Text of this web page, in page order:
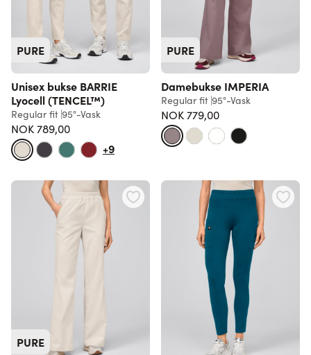
PURE
Unisex bukse BARRIE
Lyocell (TENCEL™)
Regular fit 95°-Vask
NOK 789,00
+9
PURE
Damebukse IMPERIA
Regular fit 95°-Vask
NOK 779,00
PURE